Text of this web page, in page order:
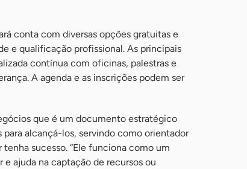
conta com diversas opções gratuitas e
e qualificação profissional. As principais
contínua com oficinas, palestras e
A agenda e as inscrições podem ser
que é um documento estratégico
alcançá-los, servindo como orientador
sucesso. “Ele funciona como um
ajuda na captação de recursos ou